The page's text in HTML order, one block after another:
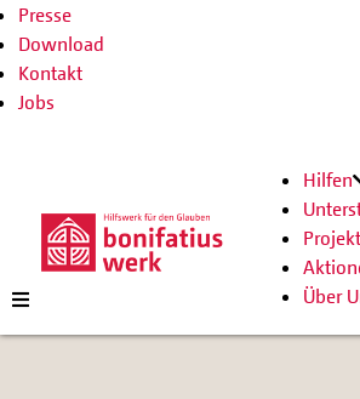
Presse
Download
Kontakt
Jobs
Hilfen
Über